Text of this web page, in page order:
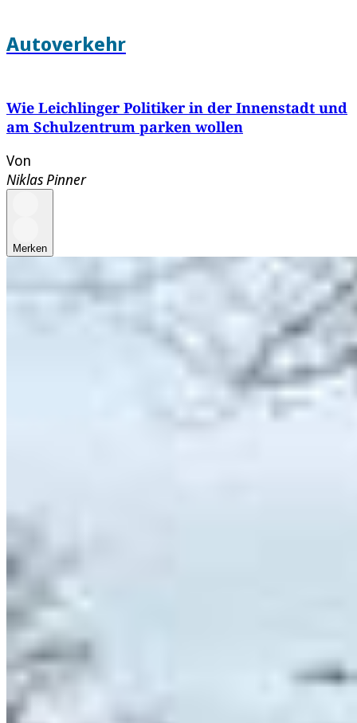
Autoverkehr
Wie Leichlinger Politiker in der Innenstadt und
am Schulzentrum parken wollen
Von
Niklas Pinner
Merken